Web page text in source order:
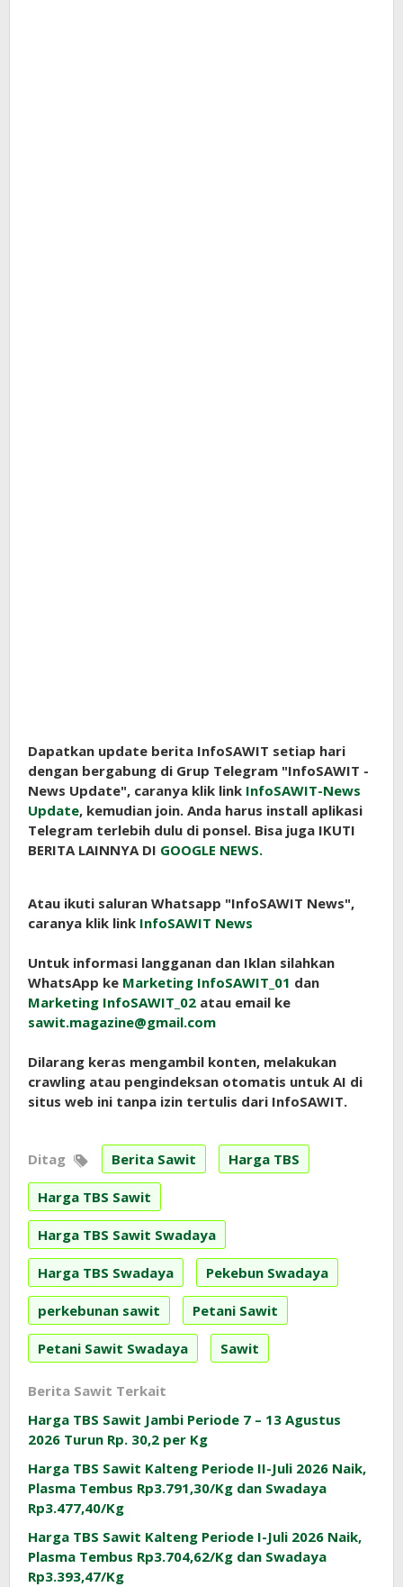
Dapatkan update berita InfoSAWIT setiap hari
dengan bergabung di Grup Telegram "InfoSAWIT -
News Update", caranya klik link InfoSAWIT-News
Update, kemudian join. Anda harus install aplikasi
Telegram terlebih dulu di ponsel. Bisa juga IKUTI
BERITA LAINNYA DI GOOGLE NEWS.
Atau ikuti saluran Whatsapp "InfoSAWIT News",
caranya klik link InfoSAWIT News
Untuk informasi langganan dan Iklan silahkan
WhatsApp ke Marketing InfoSAWIT_01 dan
Marketing InfoSAWIT_02 atau email ke
sawit.magazine@gmail.com
Dilarang keras mengambil konten, melakukan
crawling atau pengindeksan otomatis untuk AI di
situs web ini tanpa izin tertulis dari InfoSAWIT.
Ditag Berita Sawit Harga TBS
Harga TBS Sawit
Harga TBS Sawit Swadaya
Harga TBS Swadaya Pekebun Swadaya
perkebunan sawit Petani Sawit
Petani Sawit Swadaya Sawit
Berita Sawit Terkait
Harga TBS Sawit Jambi Periode 7 – 13 Agustus
2026 Turun Rp. 30,2 per Kg
Harga TBS Sawit Kalteng Periode II-Juli 2026 Naik,
Plasma Tembus Rp3.791,30/Kg dan Swadaya
Rp3.477,40/Kg
Harga TBS Sawit Kalteng Periode I-Juli 2026 Naik,
Plasma Tembus Rp3.704,62/Kg dan Swadaya
Rp3.393,47/Kg